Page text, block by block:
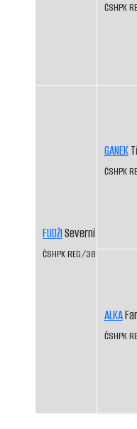
FUDŽISeverní vítr CS
ČSHPK REG/389/89
ČSHPK
GANEK
ČSHPK
ALKA
ČSHPK